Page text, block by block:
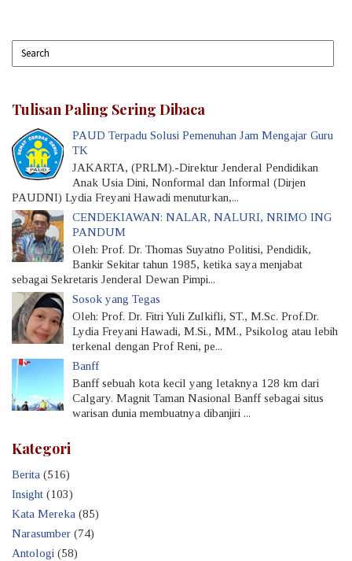
Tulisan Paling Sering Dibaca
PAUD Terpadu Solusi Pemenuhan Jam Mengajar Guru
TK
JAKARTA, (PRLM).-Direktur Jenderal Pendidikan
Anak Usia Dini, Nonformal dan Informal (Dirjen
PAUDNI) Lydia Freyani Hawadi menuturkan,...
CENDEKIAWAN: NALAR, NALURI, NRIMO ING
PANDUM
Oleh: Prof. Dr. Thomas Suyatno Politisi, Pendidik,
Bankir Sekitar tahun 1985, ketika saya menjabat
sebagai Sekretaris Jenderal Dewan Pimpi...
Sosok yang Tegas
Oleh: Prof. Dr. Fitri Yuli Zulkifli, ST., M.Sc. Prof.Dr.
Lydia Freyani Hawadi, M.Si., MM., Psikolog atau lebih
terkenal dengan Prof Reni, pe...
Banff
Banff sebuah kota kecil yang letaknya 128 km dari
Calgary. Magnit Taman Nasional Banff sebagai situs
warisan dunia membuatnya dibanjiri ...
Kategori
Berita (516)
Insight (103)
Kata Mereka (85)
Narasumber (74)
Antologi (58)